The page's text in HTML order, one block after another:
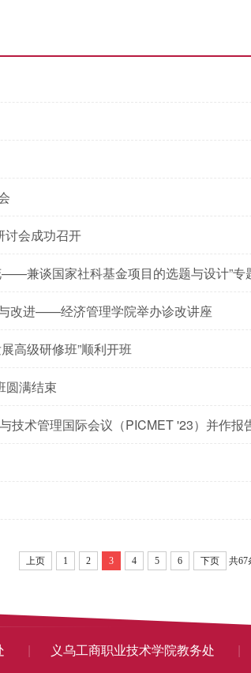
讨会成功召开
兼谈国家社科基金项目的选题与设计”专
改进——经济管理学院举办诊改讲座
高级研修班”顺利开班
圆满结束
技术管理国际会议（PICMET '23）并作报
上页 1 2 3 4 5 6 下页 共67
| 义乌工商职业技术学院教务处 |